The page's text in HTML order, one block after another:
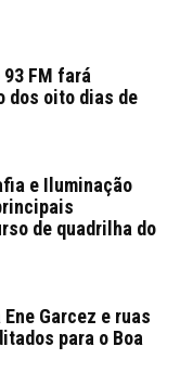
93 FM fará
dos oito dias de
e Iluminação
de quadrilha do
Garcez e ruas
para o Boa